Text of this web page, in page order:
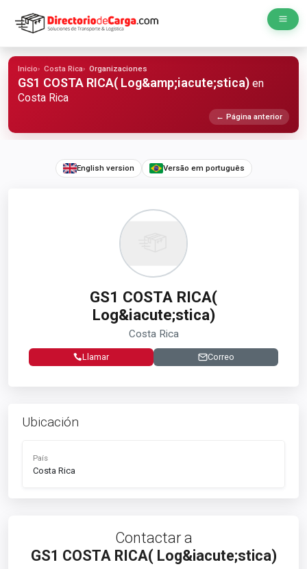
Inicio Costa Rica Organizaciones
GS1 COSTA RICA( Log&amp;iacute;stica) en
Costa Rica
← Página anterior
English version Versão em português
GS1 COSTA RICA(
Log&iacute;stica)
Costa Rica
Llamar Correo
Ubicación
País
Costa Rica
Contactar a
GS1 COSTA RICA( Log&iacute;stica)